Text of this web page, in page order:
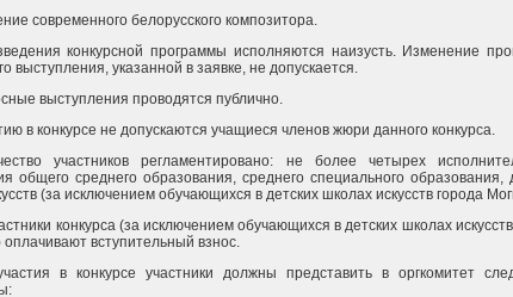
современного белорусского композитора.
конкурсной программы исполняются наизусть. Изменение
выступления, указанной в заявке, не допускается.
выступления проводятся публично.
в конкурсе не допускаются учащиеся членов жюри данного конкурса.
участников регламентировано: не более четырех
общего среднего образования, среднего специального образования,
(за исключением обучающихся в детских школах искусств города
конкурса (за исключением обучающихся в детских школах
оплачивают вступительный взнос.
в конкурсе участники должны представить в оргкомитет